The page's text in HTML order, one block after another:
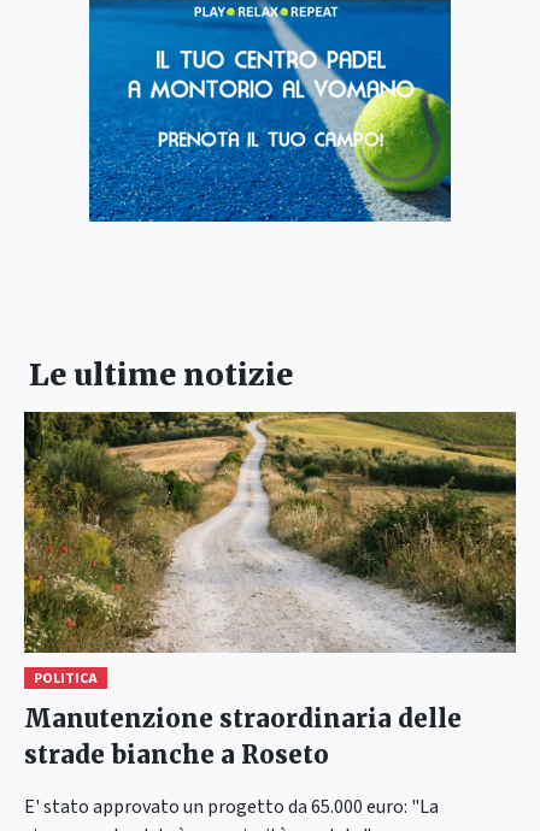
Le ultime notizie
POLITICA
Manutenzione straordinaria delle
strade bianche a Roseto
E' stato approvato un progetto da 65.000 euro: "La